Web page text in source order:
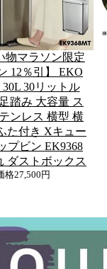
物マラソン限定
12％引】 EKO
30L 30リットル
踏み 大容量 ス
ンレス 横型 横
た付き Xキュー
プビン EK9368
ダストボックス
格27,500円